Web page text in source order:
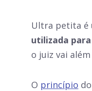
Ultra petita é
utilizada
o juiz vai
O princípio